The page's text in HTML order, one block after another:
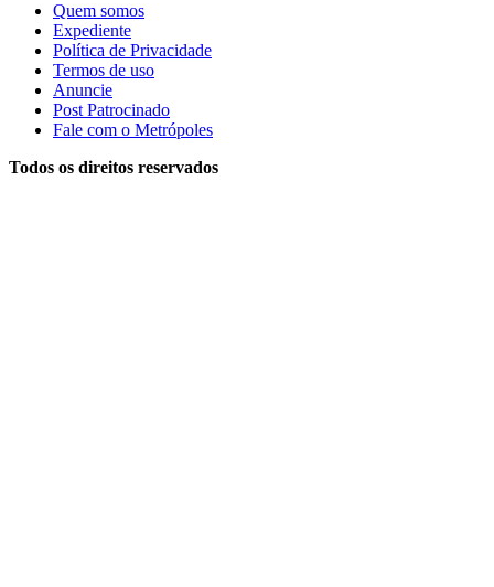
Quem somos
Expediente
Política de Privacidade
Termos de uso
Anuncie
Post Patrocinado
Fale com o Metrópoles
Todos os direitos reservados